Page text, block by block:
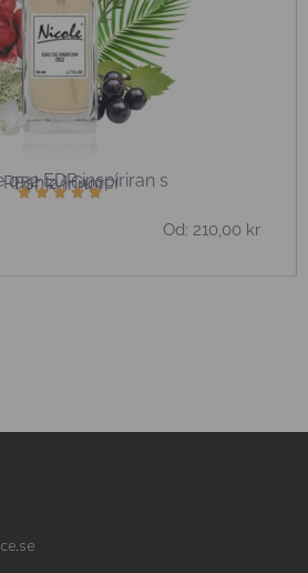
052 EDP inspiriran s
Rush 2 | Gucci
För kvinnor
Od:210,00 kr